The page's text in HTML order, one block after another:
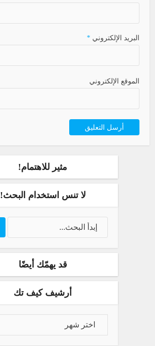
البريد الإلكتروني*
الموقع الإلكتروني
مثير للاهتمام!
لا تنس استخدام البحث!
قد يهمّك أيضًا
أرشيف كيف تك